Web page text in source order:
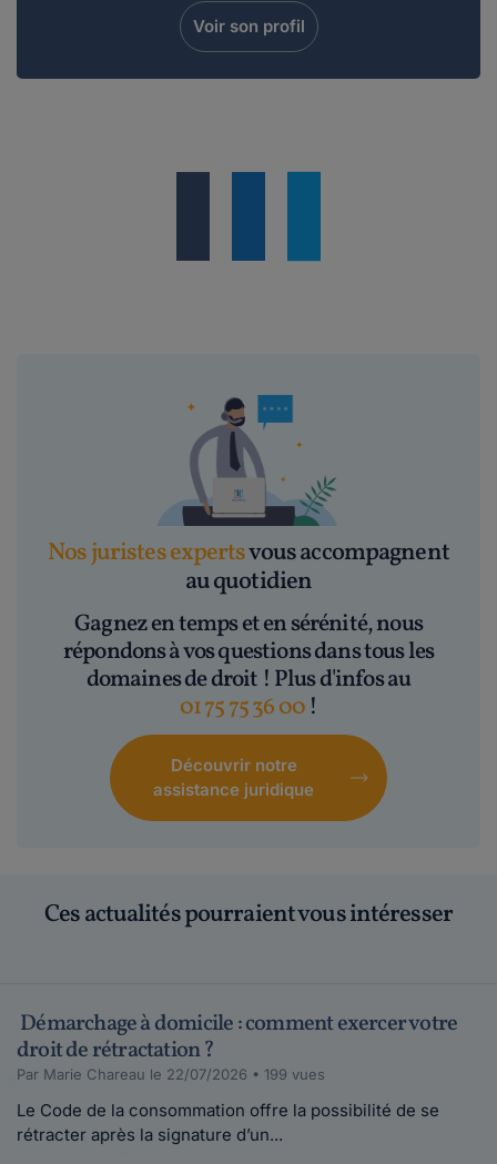
Voir son profil
Nos juristes expertsvous accompagnent
au quotidien
Gagnez en temps et en sérénité, nous
répondons à vos questions dans tous les
domaines de droit ! Plus d'infos au
01 75 75 36 00 !
Découvrir notre
assistance juridique
Ces actualités pourraient vous intéresser
Démarchage à domicile : comment exercer votre
droit de rétractation ?
Par Marie Chareau le 22/07/2026 • 199 vues
Le Code de la consommation offre la possibilité de se
rétracter après la signature d’un...